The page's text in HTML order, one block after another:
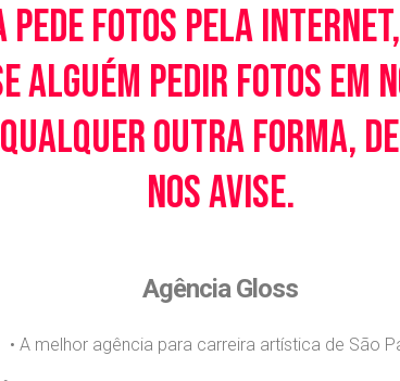
pede fotos pela
alguém pedir fotos em
qualquer outra forma,
nos avise.
Agência Gloss
• A melhor agência para carreira artística de São